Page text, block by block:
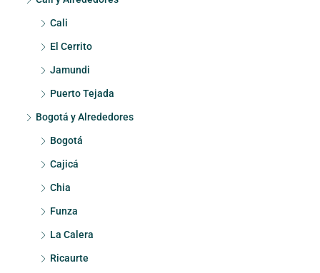
Cali
El Cerrito
Jamundi
Puerto Tejada
Bogotá y Alrededores
Bogotá
Cajicá
Chia
Funza
La Calera
Ricaurte